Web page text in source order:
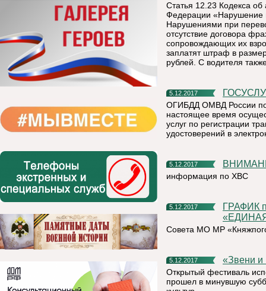
Статья 12.23 Кодекса
Федерации «Нарушение
Нарушениями при
отсутствие договора
сопровождающих их
заплатят штраф в
рублей. С водителя
5.12.2017
ОГИБДД ОМВД России по
настоящее время
услуг по регистрации
удостоверений в
5.12.2017
информация по ХВС
5.12.2017
ГРАФИК приема граждан депутатской группой Партии
Совета МО МР
5.12.2017
Открытый фестиваль
прошел в минувшую